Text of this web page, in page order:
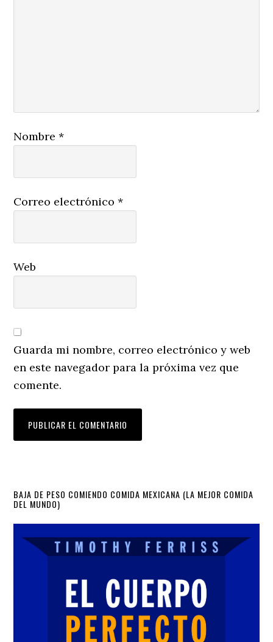
Nombre*
Correo electrónico*
Web
Guarda mi nombre, correo electrónico y web
en este navegador para la próxima vez que
comente.
Primary
Sidebar
BAJA DE PESO COMIENDO COMIDA MEXICANA (LA MEJOR COMIDA
DEL MUNDO)